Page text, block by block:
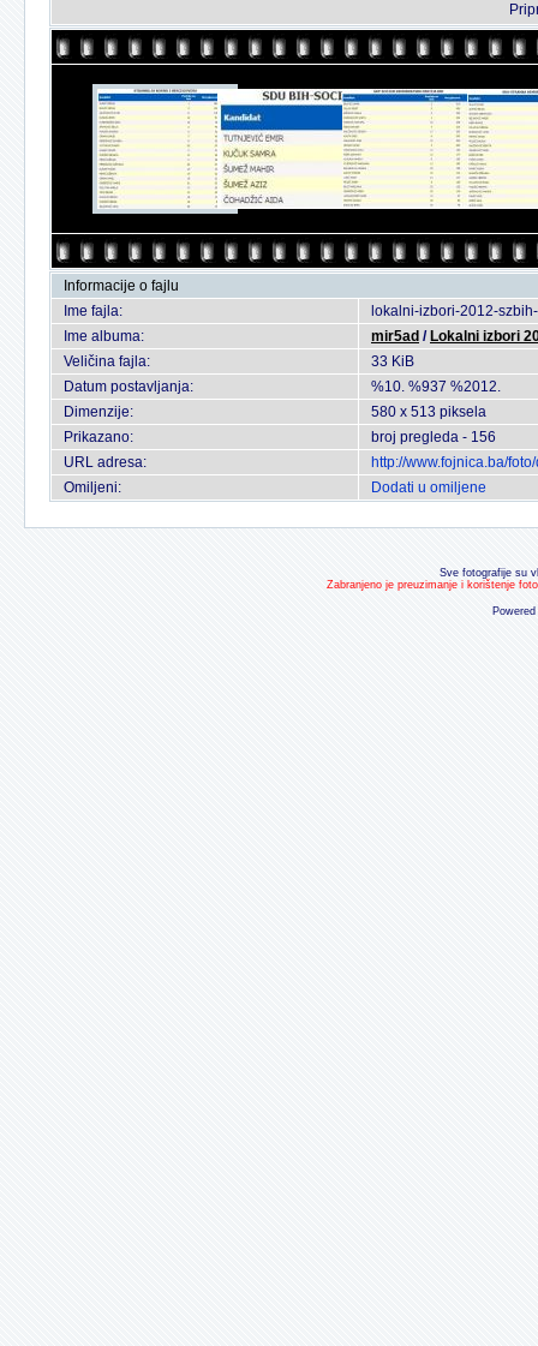
Informacije o fajlu
Ime fajla:
lokalni-izbori-2012-
Ime albuma:
mir5ad / Lokalni izbori
Veličina fajla:
33 KiB
Datum postavljanja:
%10. %937 %2012.
Dimenzije:
580 x 513 piksela
Prikazano:
broj pregleda - 156
URL adresa:
http://www.fojnica.ba/
Omiljeni:
Dodati u omiljene
Sve fotografije su
Zabranjeno je preuzimanje i korištenje